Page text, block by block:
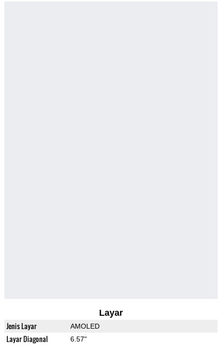
Layar
Jenis Layar AMOLED
Layar Diagonal 6.57"